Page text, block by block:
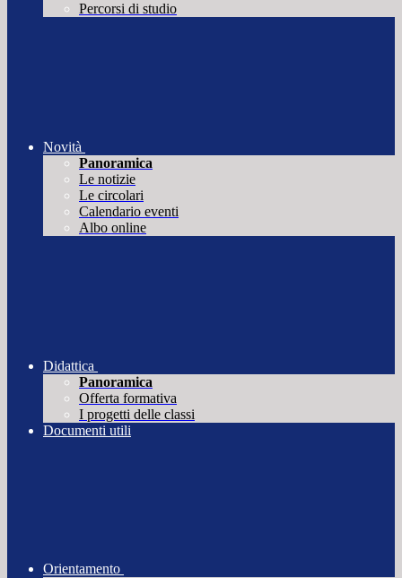
Percorsi di studio
Novità
Panoramica
Le notizie
Le circolari
Calendario eventi
Albo online
Didattica
Panoramica
Offerta formativa
I progetti delle classi
Documenti utili
Orientamento